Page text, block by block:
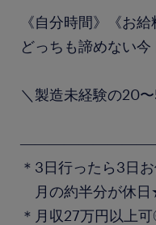
《自分時間》《お給
どっちも諦めない
＼製造未経験の20
＊3日行ったら3日お
月の約半分が休
＊月収27万円以上